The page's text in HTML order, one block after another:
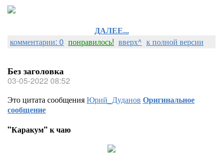
ДАЛЕЕ...
комментарии: 0 понравилось! вверх^ к полной версии
Без заголовка
03-05-2022 08:52
Это цитата сообщенияЮрий_Дуданов Оригинальное
сообщение
"Каракум" к чаю